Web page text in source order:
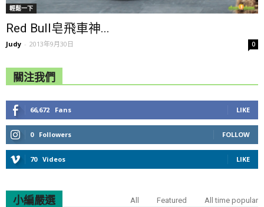
輕鬆一下
Red Bull皂飛車神...
Judy - 2013年9月30日 0
關注我們
66,672 Fans LIKE
0 Followers FOLLOW
70 Videos LIKE
小編嚴選 All Featured All time popular